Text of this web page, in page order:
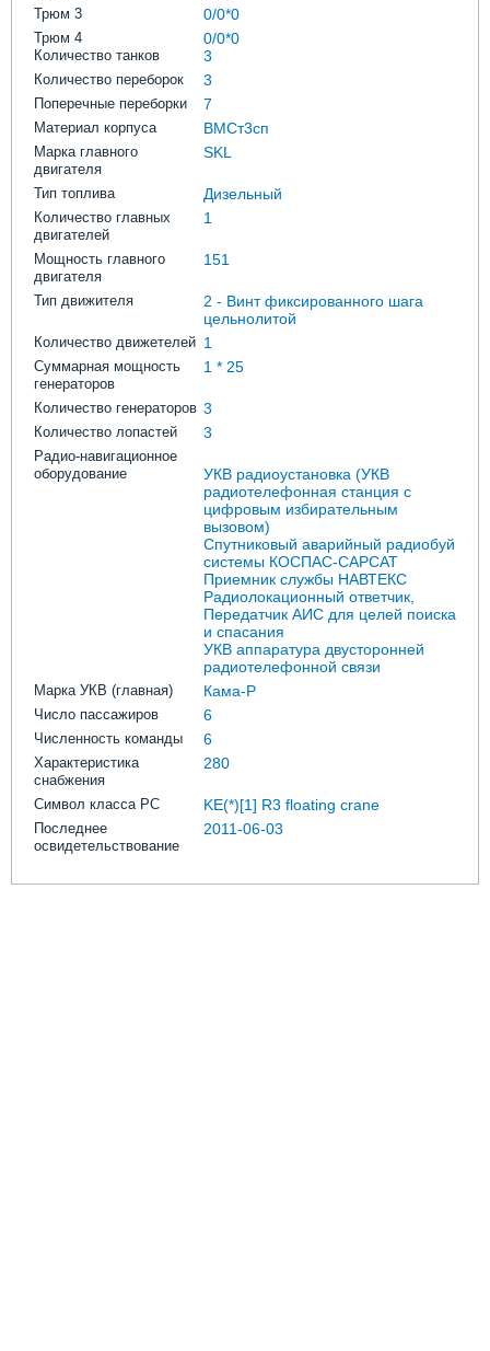
Трюм 3 0/0*0
Трюм 4 0/0*0
Количество танков 3
Количество переборок 3
Поперечные переборки 7
Материал корпуса ВМСт3сп
Марка главного
двигателя
SKL
Тип топлива Дизельный
Количество главных
двигателей
1
Мощность главного
двигателя
151
Тип движителя
2 - Винт фиксированного шага
цельнолитой
Количество движетелей 1
Суммарная мощность
генераторов
1 * 25
Количество генераторов 3
Количество лопастей 3
Радио-навигационное
оборудование
УКВ радиоустановка (УКВ
радиотелефонная станция с
цифровым избирательным
вызовом)
Спутниковый аварийный радиобуй
системы КОСПАС-САРСАТ
Приемник службы НАВТЕКС
Радиолокационный ответчик,
Передатчик АИС для целей поиска
и спасания
УКВ аппаратура двусторонней
радиотелефонной связи
Марка УКВ (главная) Кама-Р
Число пассажиров 6
Численность команды 6
Характеристика
снабжения
280
Символ класса РС KE(*)[1] R3 floating crane
Последнее
освидетельствование
2011-06-03